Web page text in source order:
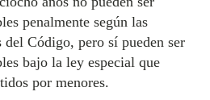
penalmente según las
del Código, pero sí pueden ser
bajo la ley especial que
por menores.